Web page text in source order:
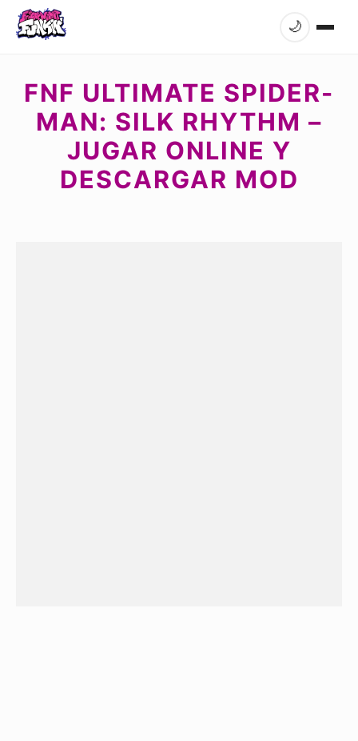
🌙
FNF ULTIMATE SPIDER-
MAN: SILK RHYTHM –
JUGAR ONLINE Y
DESCARGAR MOD